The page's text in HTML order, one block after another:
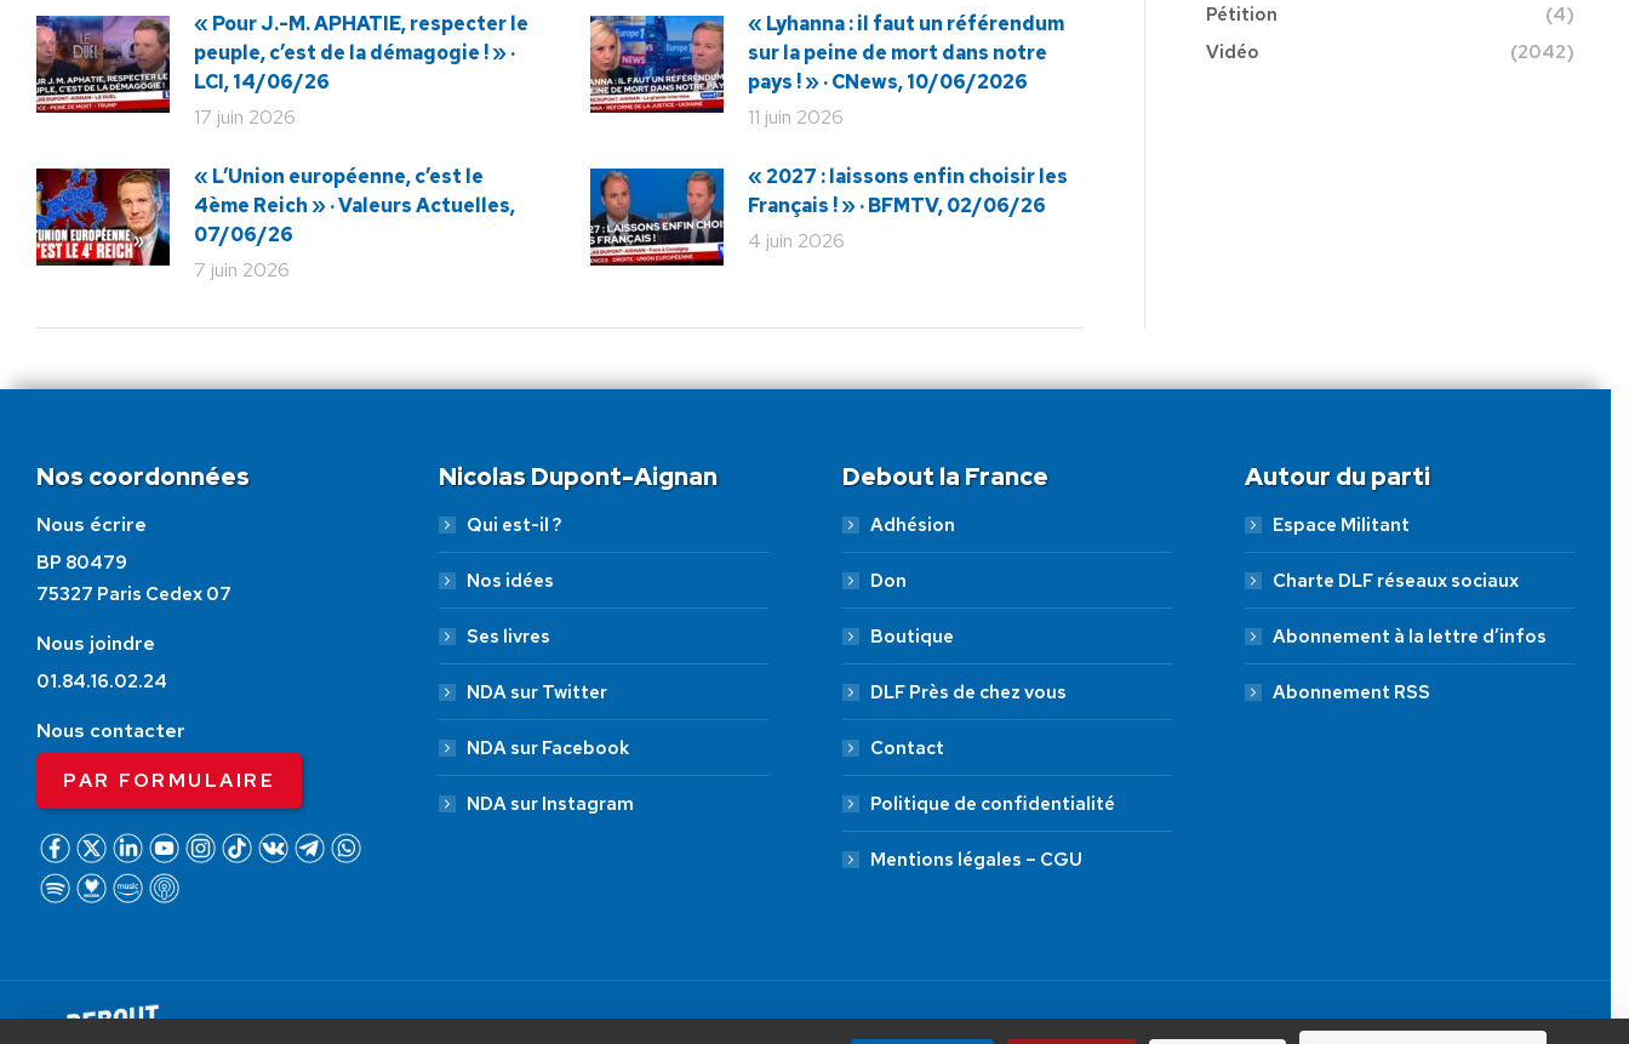
« Pour J.-M. APHATIE, respecter le
peuple, c’est de la démagogie ! » ·
LCI, 14/06/26
17 juin 2026
« Lyhanna : il faut un référendum
sur la peine de mort dans notre
pays ! » · CNews, 10/06/2026
11 juin 2026
« L’Union européenne, c’est le
4ème Reich » · Valeurs Actuelles,
07/06/26
7 juin 2026
« 2027 : laissons enfin choisir les
Français ! » · BFMTV, 02/06/26
4 juin 2026
Pétition
(4)
Vidéo
(2042)
Nos coordonnées
Nous écrire
BP 80479
75327 Paris Cedex 07
Nous joindre
01.84.16.02.24
Nous contacter
PAR FORMULAIRE
Nicolas Dupont-Aignan
Qui est-il ?
Nos idées
Ses livres
NDA sur Twitter
NDA sur Facebook
NDA sur Instagram
Debout la France
Adhésion
Don
Boutique
DLF Près de chez vous
Contact
Politique de confidentialité
Mentions légales – CGU
Autour du parti
Espace Militant
Charte DLF réseaux sociaux
Abonnement à la lettre d’infos
Abonnement RSS
Tous droits réservés.
AIDEZ NOUS À
JE FAIS UN DON À DLF